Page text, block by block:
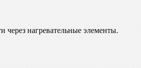
нагревательные элементы.